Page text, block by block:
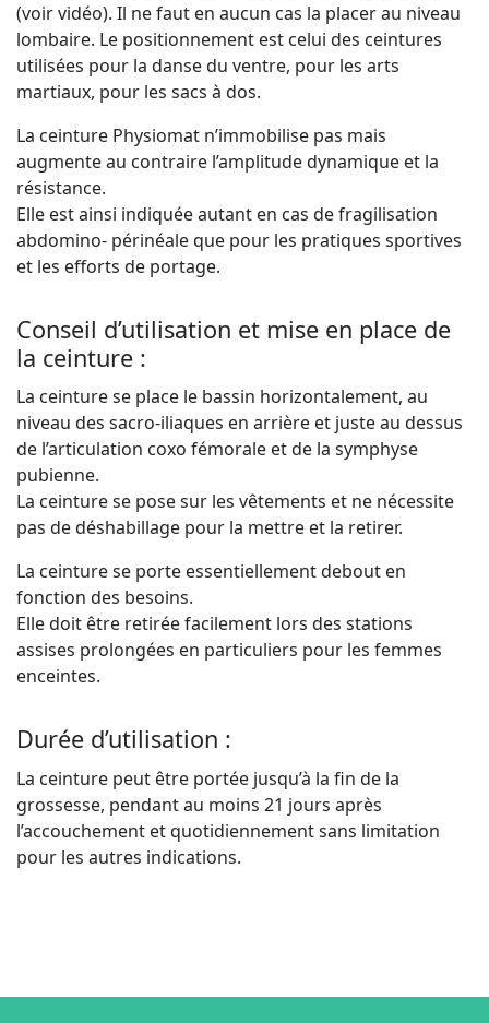
(voir vidéo). Il ne faut en aucun cas la placer au niveau
lombaire. Le positionnement est celui des ceintures
utilisées pour la danse du ventre, pour les arts
martiaux, pour les sacs à dos.
La ceinture Physiomat n’immobilise pas mais
augmente au contraire l’amplitude dynamique et la
résistance.
Elle est ainsi indiquée autant en cas de fragilisation
abdomino- périnéale que pour les pratiques sportives
et les efforts de portage.
Conseil d’utilisation et mise en place de
la ceinture :
La ceinture se place le bassin horizontalement, au
niveau des sacro-iliaques en arrière et juste au dessus
de l’articulation coxo fémorale et de la symphyse
pubienne.
La ceinture se pose sur les vêtements et ne nécessite
pas de déshabillage pour la mettre et la retirer.
La ceinture se porte essentiellement debout en
fonction des besoins.
Elle doit être retirée facilement lors des stations
assises prolongées en particuliers pour les femmes
enceintes.
Durée d’utilisation :
La ceinture peut être portée jusqu’à la fin de la
grossesse, pendant au moins 21 jours après
l’accouchement et quotidiennement sans limitation
pour les autres indications.